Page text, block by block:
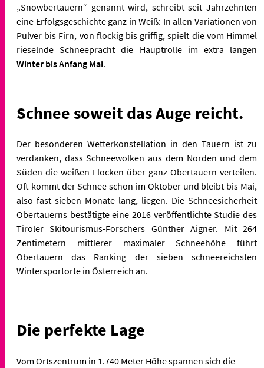
„Snowbertauern“ genannt wird, schreibt seit Jahrzehnten
eine Erfolgsgeschichte ganz in Weiß: In allen Variationen von
Pulver bis Firn, von flockig bis griffig, spielt die vom Himmel
rieselnde Schneepracht die Hauptrolle im extra langen
Winter bis Anfang Mai.
Schnee soweit das Auge reicht.
Der besonderen Wetterkonstellation in den Tauern ist zu
verdanken, dass Schneewolken aus dem Norden und dem
Süden die weißen Flocken über ganz Obertauern verteilen.
Oft kommt der Schnee schon im Oktober und bleibt bis Mai,
also fast sieben Monate lang, liegen. Die Schneesicherheit
Obertauerns bestätigte eine 2016 veröffentlichte Studie des
Tiroler Skitourismus-Forschers Günther Aigner. Mit 264
Zentimetern mittlerer maximaler Schneehöhe führt
Obertauern das Ranking der sieben schneereichsten
Wintersportorte in Österreich an.
Die perfekte Lage
Vom Ortszentrum in 1.740 Meter Höhe spannen sich die